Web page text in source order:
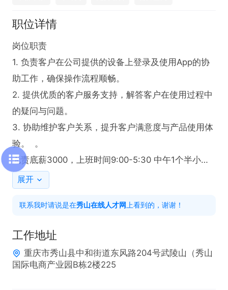
职位详情
岗位职责
1. 负责客户在公司提供的设备上登录及使用App的协
助工作，确保操作流程顺畅。
2. 提供优质的客户服务支持，解答客户在使用过程中
的疑问与问题。
3. 协助维护客户关系，提升客户满意度与产品使用体
验。  。
无责底薪3000，上班时间9:00-5:30 中午1个半小时
午休，不加班！月休4天，国定节假日正常休，没有
任职要求
话进行交流。
2. 熟悉基本的电脑操作及App使用流程，具备一定的
展开
联系我时请说是在秀山在线人才网 上看到的，谢谢！
工作地址
重庆市秀山县中和街道东风路204号武陵山（秀山
国际电商产业园B栋2楼225